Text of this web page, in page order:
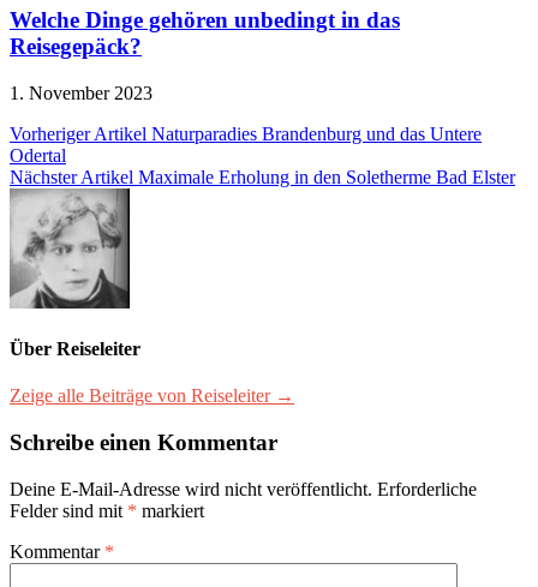
Welche Dinge gehören unbedingt in das
Reisegepäck?
1. November 2023
Beitragsnavigation
Vorheriger Artikel Naturparadies Brandenburg und das Untere
Odertal
Nächster Artikel Maximale Erholung in den Soletherme Bad Elster
Über Reiseleiter
Zeige alle Beiträge von Reiseleiter →
Schreibe einen Kommentar
Deine E-Mail-Adresse wird nicht veröffentlicht. Erforderliche
Felder sind mit * markiert
Kommentar *